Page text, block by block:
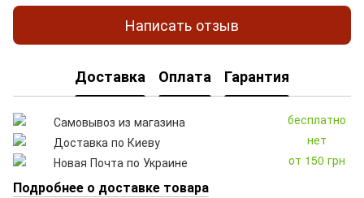
Написать отзыв
Доставка Оплата Гарантия
Самовывоз из магазина
бесплатно
Доставка по Киеву
нет
Новая Почта по Украине
от 150 грн
Подробнее о доставке товара